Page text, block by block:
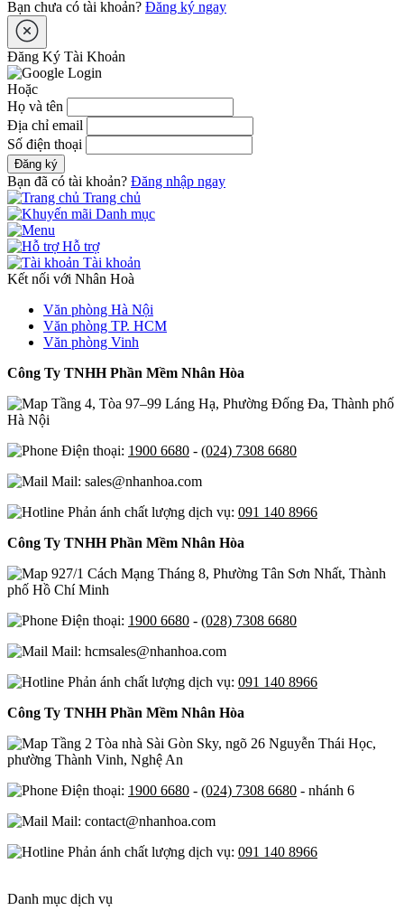
Bạn chưa có tài khoản? Đăng ký ngay
Đăng Ký Tài Khoản
Hoặc
Họ và tên
Địa chỉ email
Số điện thoại
Đăng ký
Bạn đã có tài khoản? Đăng nhập ngay
Trang chủ
Danh mục
Hỗ trợ
Tài khoản
Kết nối với Nhân Hoà
Văn phòng Hà Nội
Văn phòng TP. HCM
Văn phòng Vinh
Công Ty TNHH Phần Mềm Nhân Hòa
Tầng 4, Tòa 97–99 Láng Hạ, Phường Đống Đa, Thành phố
Hà Nội
Điện thoại: 1900 6680 - (024) 7308 6680
Mail: sales@nhanhoa.com
Phản ánh chất lượng dịch vụ: 091 140 8966
Công Ty TNHH Phần Mềm Nhân Hòa
927/1 Cách Mạng Tháng 8, Phường Tân Sơn Nhất, Thành
phố Hồ Chí Minh
Điện thoại: 1900 6680 - (028) 7308 6680
Mail: hcmsales@nhanhoa.com
Phản ánh chất lượng dịch vụ: 091 140 8966
Công Ty TNHH Phần Mềm Nhân Hòa
Tầng 2 Tòa nhà Sài Gòn Sky, ngõ 26 Nguyễn Thái Học,
phường Thành Vinh, Nghệ An
Điện thoại: 1900 6680 - (024) 7308 6680 - nhánh 6
Mail: contact@nhanhoa.com
Phản ánh chất lượng dịch vụ: 091 140 8966
Danh mục dịch vụ